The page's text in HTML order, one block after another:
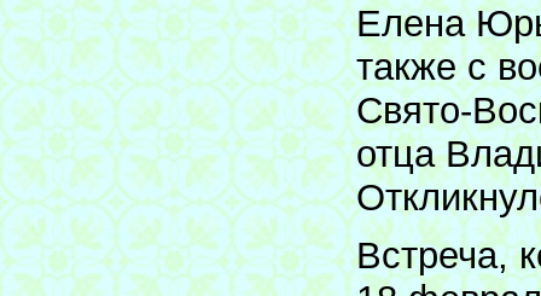
Елена
также с
Свято-
отца
Встреча,